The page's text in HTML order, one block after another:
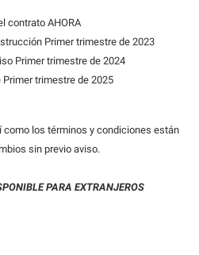
contrato AHORA
Primer trimestre de 2023
Primer trimestre de 2024
Primer trimestre de 2025
como los términos y condiciones están
sin previo aviso.
PARA EXTRANJEROS